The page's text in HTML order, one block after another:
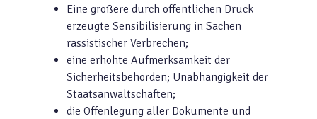
Eine größere durch öffentlichen Druck
erzeugte Sensibilisierung in Sachen
rassistischer Verbrechen;
eine erhöhte Aufmerksamkeit der
Sicherheitsbehörden; Unabhängigkeit der
Staatsanwaltschaften;
die Offenlegung aller Dokumente und